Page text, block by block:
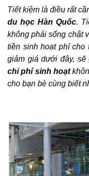
Tiết kiệm là điều rất
du học Hàn Quốc.
không phải sống chật
tiền sinh hoạt phí cho
giảm giá dưới đây, sẽ
chi phí sinh hoạt
cho bạn bè cùng biết